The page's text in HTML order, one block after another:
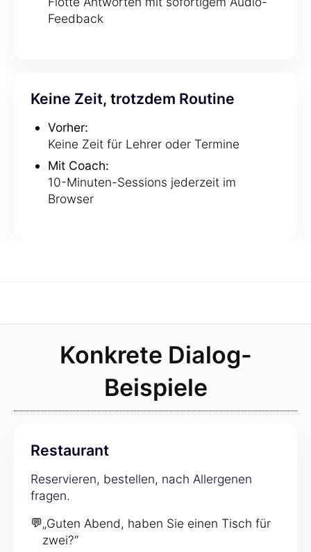
Feedback
Keine Zeit, trotzdem Routine
Vorher:
Keine Zeit für Lehrer oder Termine
Mit Coach:
10-Minuten-Sessions jederzeit im
Browser
Konkrete Dialog-
Beispiele
Restaurant
Reservieren, bestellen, nach Allergenen
fragen.
💬„Guten Abend, haben Sie einen Tisch für
zwei?“